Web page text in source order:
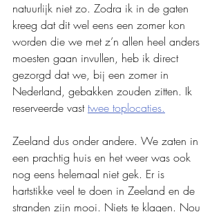
natuurlijk niet zo. Zodra ik in de gaten
kreeg dat dit wel eens een zomer kon
worden die we met z’n allen heel anders
moesten gaan invullen, heb ik direct
gezorgd dat we, bij een zomer in
Nederland, gebakken zouden zitten. Ik
reserveerde vast twee toplocaties.
Zeeland dus onder andere. We zaten in
een prachtig huis en het weer was ook
nog eens helemaal niet gek. Er is
hartstikke veel te doen in Zeeland en de
stranden zijn mooi. Niets te klagen. Nou